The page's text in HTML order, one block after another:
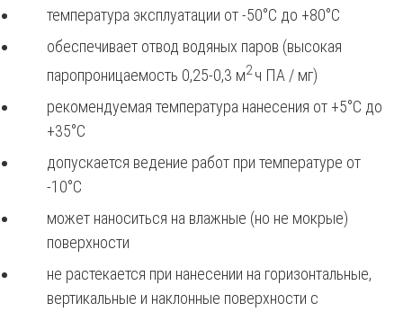
температура эксплуатации от -50°С до +80°С
обеспечивает отвод водяных паров (высокая
паропроницаемость 0,25-0,3 м2ч ПА / мг)
рекомендуемая температура нанесения от +5°С до
+35°С
допускается ведение работ при температуре от
-10°С
может наноситься на влажные (но не мокрые)
поверхности
не растекается при нанесении на горизонтальные,
вертикальные и наклонные поверхности с